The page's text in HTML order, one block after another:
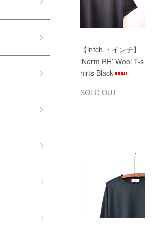
【intch.・インチ】
‘Norm RH’ Wool T-s
hirts Black
SOLD OUT